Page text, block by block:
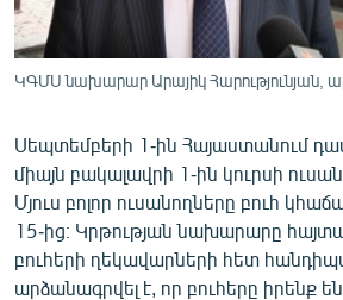
ՄԵԿՆԱԲԱՆՈՒԹՅՈՒՆ
ՏՏ ԵՒ ԻՆՏԵՐՆԵՏ
ԱՐԽԻՎ
ՏԵՍԱՆՅՈՒԹԵՐ
ԲԱՆԱՎԵՃ
ՁԳՏԵԼՈՎ ԼԱՎԱԳՈՒՅՆԻՆ
ԿԳՄՍ նախարար Արայիկ Հարությունյան,
Սեպտեմբերի 1-ին Հայաստանում
միայն բակալավրի 1-ին կուրսի
Մյուս բոլոր ուսանողները բուհ
15-ից։ Կրթության նախարարը
բուհերի ղեկավարների հետ
արձանագրվել է, որ բուհերը իրենք են